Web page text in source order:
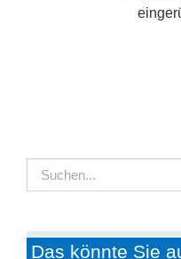
Suche
Das könnte Sie